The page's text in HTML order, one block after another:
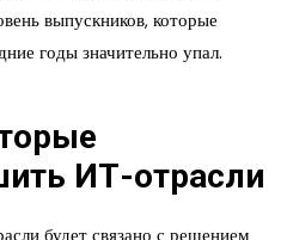
выпускников, которые
годы значительно упал.
ИТ-отрасли
будет связано с решением